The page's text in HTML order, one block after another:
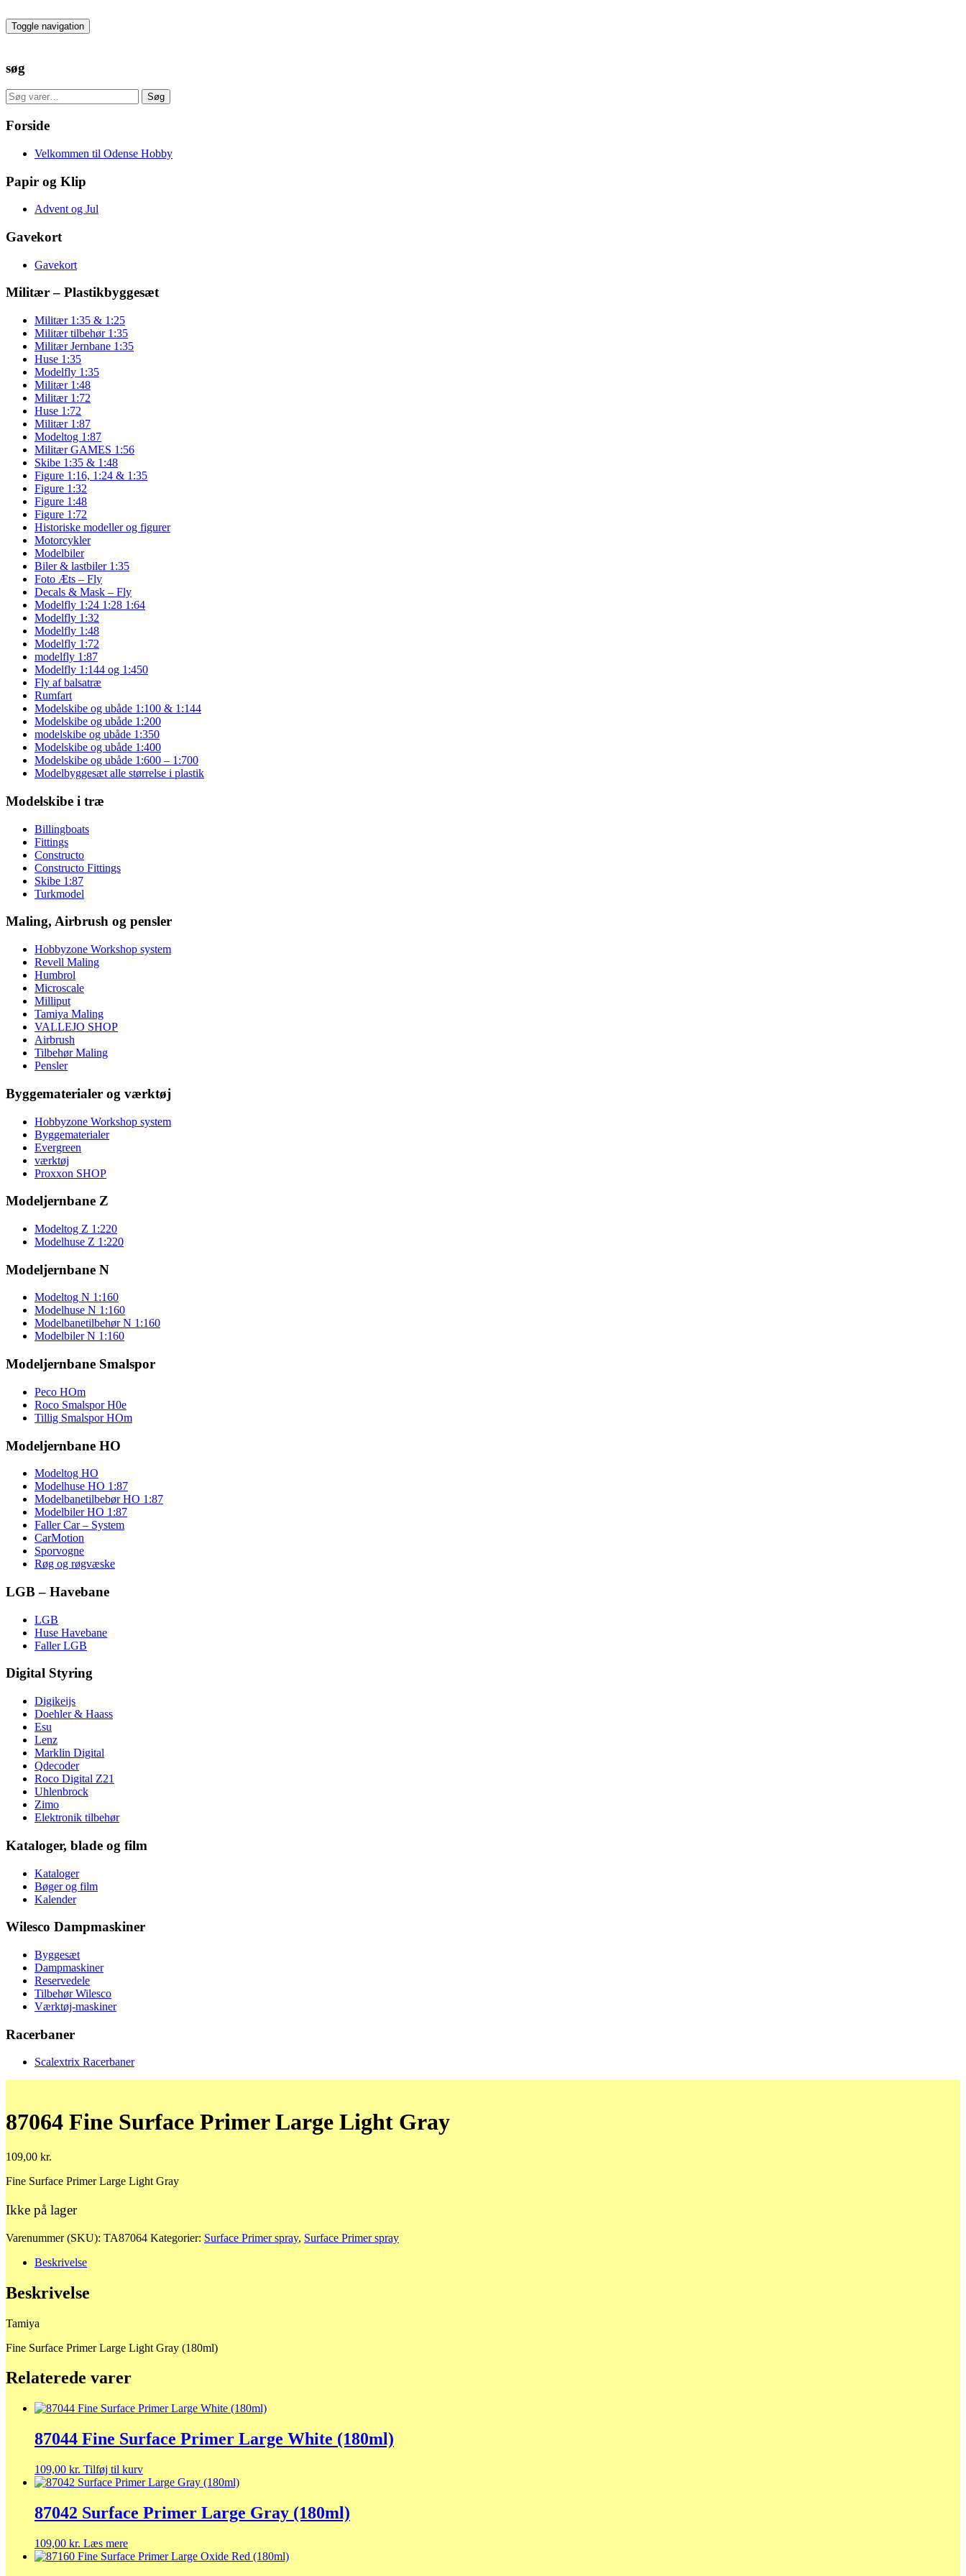
to
the
Toggle navigation
søg
Søg
efter:
Søg
Forside
Velkommen til Odense Hobby
Papir og Klip
Advent og Jul
Gavekort
Gavekort
Militær – Plastikbyggesæt
Militær 1:35 & 1:25
Militær tilbehør 1:35
Militær Jernbane 1:35
Huse 1:35
Modelfly 1:35
Militær 1:48
Militær 1:72
Huse 1:72
Militær 1:87
Modeltog 1:87
Militær GAMES 1:56
Skibe 1:35 & 1:48
Figure 1:16, 1:24 & 1:35
Figure 1:32
Figure 1:48
Figure 1:72
Historiske modeller og figurer
Motorcykler
Modelbiler
Biler & lastbiler 1:35
Foto Æts – Fly
Decals & Mask – Fly
Modelfly 1:24 1:28 1:64
Modelfly 1:32
Modelfly 1:48
Modelfly 1:72
modelfly 1:87
Modelfly 1:144 og 1:450
Fly af balsatræ
Rumfart
Modelskibe og ubåde 1:100 & 1:144
Modelskibe og ubåde 1:200
modelskibe og ubåde 1:350
Modelskibe og ubåde 1:400
Modelskibe og ubåde 1:600 – 1:700
Modelbyggesæt alle størrelse i plastik
Modelskibe i træ
Billingboats
Fittings
Constructo
Constructo Fittings
Skibe 1:87
Turkmodel
Maling, Airbrush og pensler
Hobbyzone Workshop system
Revell Maling
Humbrol
Microscale
Milliput
Tamiya Maling
VALLEJO SHOP
Airbrush
Tilbehør Maling
Pensler
Byggematerialer og værktøj
Hobbyzone Workshop system
Byggematerialer
Evergreen
værktøj
Proxxon SHOP
Modeljernbane Z
Modeltog Z 1:220
Modelhuse Z 1:220
Modeljernbane N
Modeltog N 1:160
Modelhuse N 1:160
Modelbanetilbehør N 1:160
Modelbiler N 1:160
Modeljernbane Smalspor
Peco HOm
Roco Smalspor H0e
Tillig Smalspor HOm
Modeljernbane HO
Modeltog HO
Modelhuse HO 1:87
Modelbanetilbebør HO 1:87
Modelbiler HO 1:87
Faller Car – System
CarMotion
Sporvogne
Røg og røgvæske
LGB – Havebane
LGB
Huse Havebane
Faller LGB
Digital Styring
Digikeijs
Doehler & Haass
Esu
Lenz
Marklin Digital
Qdecoder
Roco Digital Z21
Uhlenbrock
Zimo
Elektronik tilbehør
Kataloger, blade og film
Kataloger
Bøger og film
Kalender
Wilesco Dampmaskiner
Byggesæt
Dampmaskiner
Reservedele
Tilbehør Wilesco
Værktøj-maskiner
Racerbaner
Scalextrix Racerbaner
87064 Fine Surface Primer Large Light Gray
109,00 kr.
Fine Surface Primer Large Light Gray
Ikke på lager
Varenummer (SKU): TA87064 Kategorier: Surface Primer spray, Surface Primer spray
Beskrivelse
Beskrivelse
Tamiya
Fine Surface Primer Large Light Gray (180ml)
Relaterede varer
87044 Fine Surface Primer Large White (180ml)
109,00 kr. Tilføj til kurv
87042 Surface Primer Large Gray (180ml)
109,00 kr. Læs mere